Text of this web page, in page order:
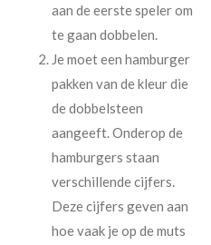
aan de eerste speler om
te gaan dobbelen.
Je moet een hamburger
pakken van de kleur die
de dobbelsteen
aangeeft. Onderop de
hamburgers staan
verschillende cijfers.
Deze cijfers geven aan
hoe vaak je op de muts